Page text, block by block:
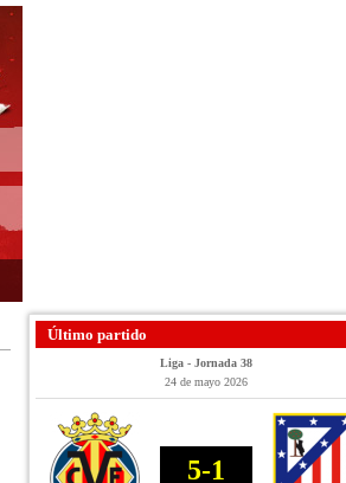
Último partido
Liga - Jornada 38
24 de mayo 2026
5-1